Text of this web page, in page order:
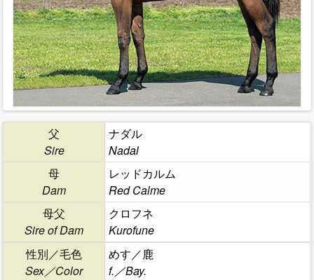
父
Sire
ナダル
Nadal
母
Dam
レッドカルム
Red Calme
母父
Sire of Dam
クロフネ
Kurofune
性別／毛色
Sex／Color
めす／鹿
f.／Bay.